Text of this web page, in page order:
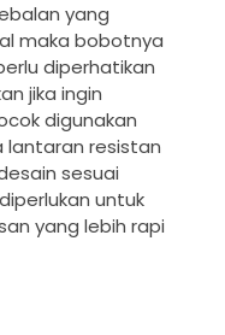
yang
maka bobotnya
diperhatikan
jika ingin
digunakan
resistan
sesuai
untuk
yang lebih rapi